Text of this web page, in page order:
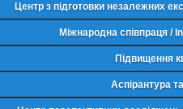
Центр з підготовки незалежних
Міжнародна співпраця /
Підвищення
Аспірантура